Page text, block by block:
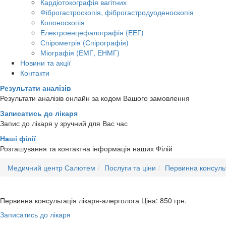
Фіброгастроскопія, фіброгастродуоденоскопія
Колоноскопія
Електроенцефалографія (ЕЕГ)
Спірометрія (Спірографія)
Міографія (ЕМГ, ЕНМГ)
Новини та акції
Контакти
Результати аналiзiв
Результати аналізів онлайн за кодом Вашого замовлення
Записатись до лікаря
Запис до лікаря у зручний для Вас час
Наші філії
Розташування та контактна інформація наших Філій
Медичний центр Салютем
Послуги та ціни Первинна
Первинна консультація лікаря-алерголога Ціна: 850 грн.
Записатись до лікаря